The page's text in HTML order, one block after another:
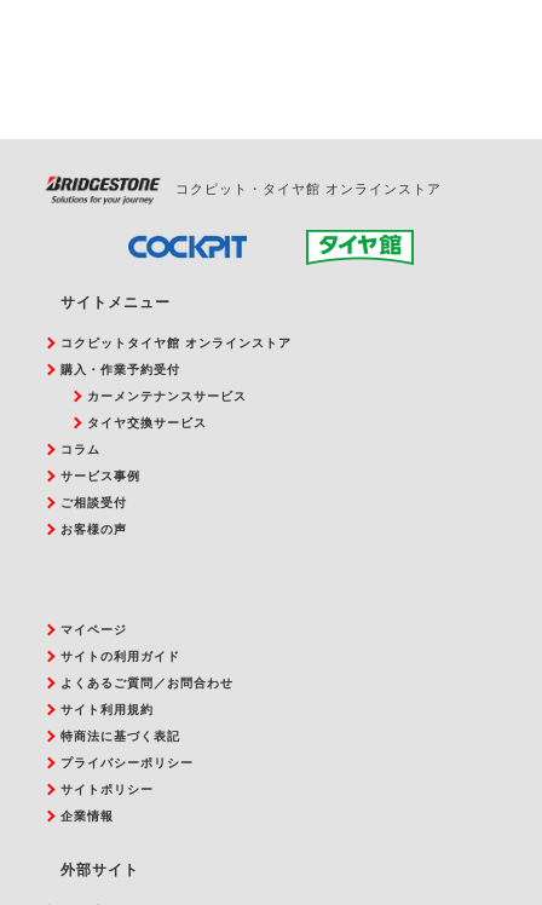
コクピット・タイヤ館 オンラインストア
サイトメニュー
コクピットタイヤ館 オンラインストア
購入・作業予約受付
カーメンテナンスサービス
タイヤ交換サービス
コラム
サービス事例
ご相談受付
お客様の声
マイページ
サイトの利用ガイド
よくあるご質問／お問合わせ
サイト利用規約
特商法に基づく表記
プライバシーポリシー
サイトポリシー
企業情報
外部サイト